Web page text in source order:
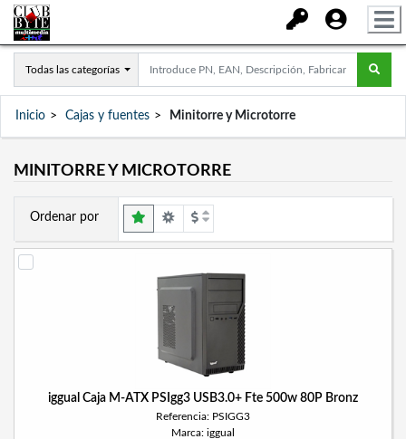
Todas las categorías
Inicio Cajas y fuentes Minitorre y Microtorre
MINITORRE Y MICROTORRE
Ordenar por
iggual Caja M-ATX PSIgg3 USB3.0+ Fte 500w 80P Bronz
Referencia: PSIGG3
Marca: iggual